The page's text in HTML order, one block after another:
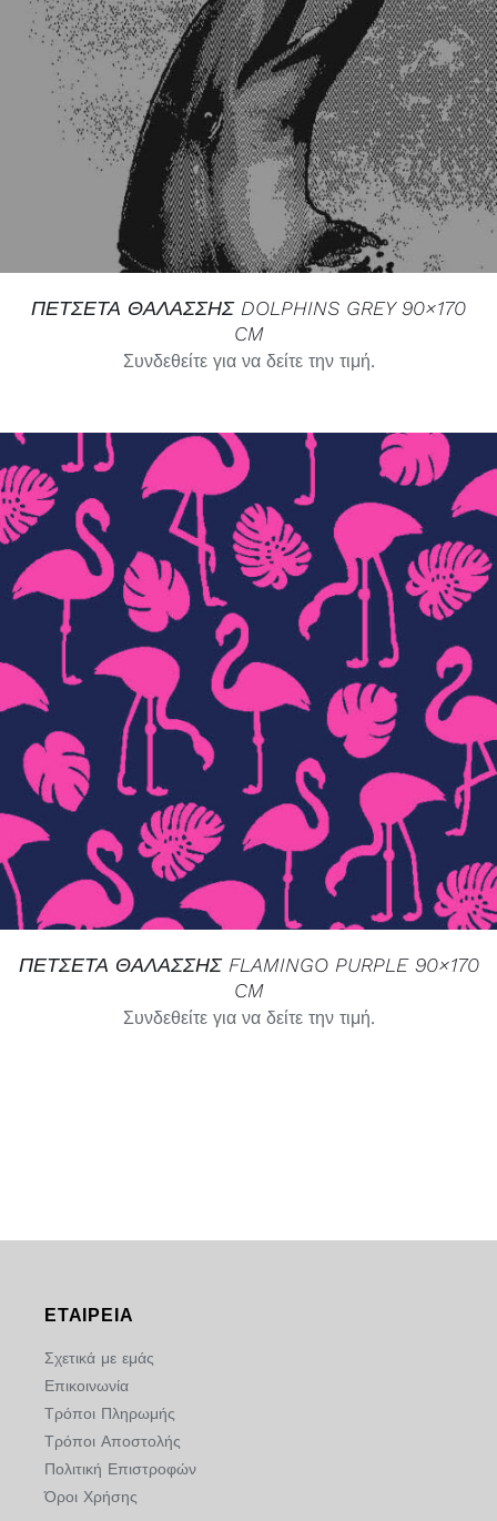
ΛΕΠΤΟΜΈΡΕΙΕΣ
ΠΕΤΣΕΤΑ ΘΑΛΑΣΣΗΣ DOLPHINS GREY 90×170
CM
Συνδεθείτε για να δείτε την τιμή.
ΛΕΠΤΟΜΈΡΕΙΕΣ
ΠΕΤΣΕΤΑ ΘΑΛΑΣΣΗΣ FLAMINGO PURPLE 90×170
CM
Συνδεθείτε για να δείτε την τιμή.
ΕΤΑΙΡΕΙΑ
Σχετικά με εμάς
Επικοινωνία
Τρόποι Πληρωμής
Τρόποι Αποστολής
Πολιτική Επιστροφών
Όροι Χρήσης